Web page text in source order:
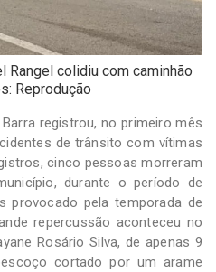
Rangel colidiu com caminhão
Reprodução
registrou, no primeiro mês
de trânsito com vítimas
cinco pessoas morreram
durante o período de
provocado pela temporada de
repercussão aconteceu no
Rosário Silva, de apenas 9
cortado por um arame